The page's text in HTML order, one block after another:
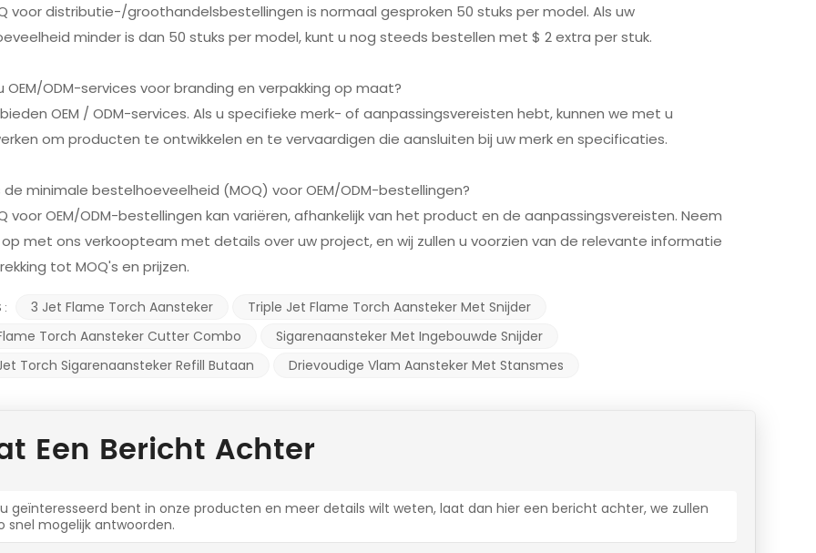
voor distributie-/groothandelsbestellingen is normaal gesproken 50 stuks per model. Als uw
minder is dan 50 stuks per model, kunt u nog steeds bestellen met $ 2 extra per stuk.
OEM/ODM-services voor branding en verpakking op maat?
OEM / ODM-services. Als u specifieke merk- of aanpassingsvereisten hebt, kunnen we met u
om producten te ontwikkelen en te vervaardigen die aansluiten bij uw merk en specificaties.
de minimale bestelhoeveelheid (MOQ) voor OEM/ODM-bestellingen?
voor OEM/ODM-bestellingen kan variëren, afhankelijk van het product en de aanpassingsvereisten. Neem
met ons verkoopteam met details over uw project, en wij zullen u voorzien van de relevante informatie
tot MOQ's en prijzen.
: 3 Jet Flame Torch Aansteker
Triple Jet Flame Torch Aansteker Met Snijder
Torch Aansteker Cutter Combo
Sigarenaansteker Met Ingebouwde Snijder
Torch Sigarenaansteker Refill Butaan
Drievoudige Vlam Aansteker Met Stansmes
Een Bericht Achter
u geïnteresseerd bent in onze producten en meer details wilt weten, laat dan hier een bericht achter, we zullen
snel mogelijk antwoorden.